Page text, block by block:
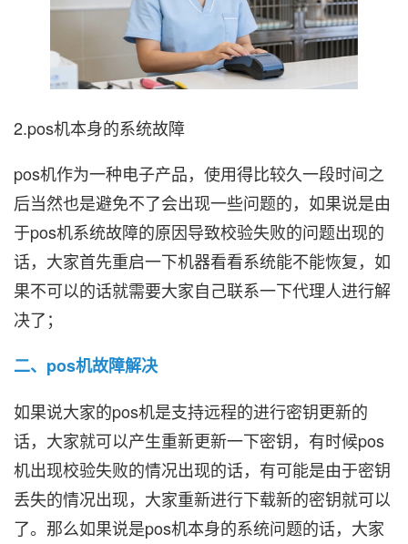
2.pos机本身的系统故障
pos机作为一种电子产品，使用得比较久一段时间之
后当然也是避免不了会出现一些问题的，如果说是由
于pos机系统故障的原因导致校验失败的问题出现的
话，大家首先重启一下机器看看系统能不能恢复，如
果不可以的话就需要大家自己联系一下代理人进行解
决了；
二、pos机故障解决
如果说大家的pos机是支持远程的进行密钥更新的
话，大家就可以产生重新更新一下密钥，有时候pos
机出现校验失败的情况出现的话，有可能是由于密钥
丢失的情况出现，大家重新进行下载新的密钥就可以
了。那么如果说是pos机本身的系统问题的话，大家